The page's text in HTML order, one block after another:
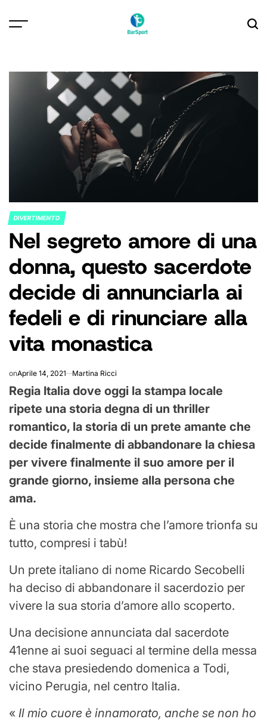
POSTED
IN
DIVERTIMENTO
Nel segreto amore di una
donna, questo sacerdote
decide di annunciarla ai
fedeli e di rinunciare alla
vita monastica
onAprile 14, 2021 Martina Ricci
Regia Italia dove oggi la stampa locale
ripete una storia degna di un thriller
romantico, la storia di un prete amante che
decide finalmente di abbandonare la chiesa
per vivere finalmente il suo amore per il
grande giorno, insieme alla persona che
ama.
È una storia che mostra che l’amore trionfa su
tutto, compresi i tabù!
Un prete italiano di nome Ricardo Secobelli
ha deciso di abbandonare il sacerdozio per
vivere la sua storia d’amore allo scoperto.
Una decisione annunciata dal sacerdote
41enne ai suoi seguaci al termine della messa
che stava presiedendo domenica a Todi,
vicino Perugia, nel centro Italia.
« Il mio cuore è innamorato, anche se non ho